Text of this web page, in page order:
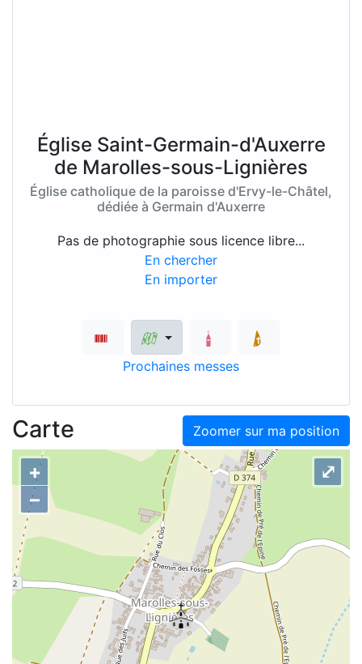
Église Saint-Germain-d'Auxerre
de Marolles-sous-Lignières
Église catholique de la paroisse d'Ervy-le-Châtel,
dédiée à Germain d'Auxerre
Pas de photographie sous licence libre...
En chercher
En importer
Prochaines messes
Zoomer sur ma position
Carte
+
–
⤢